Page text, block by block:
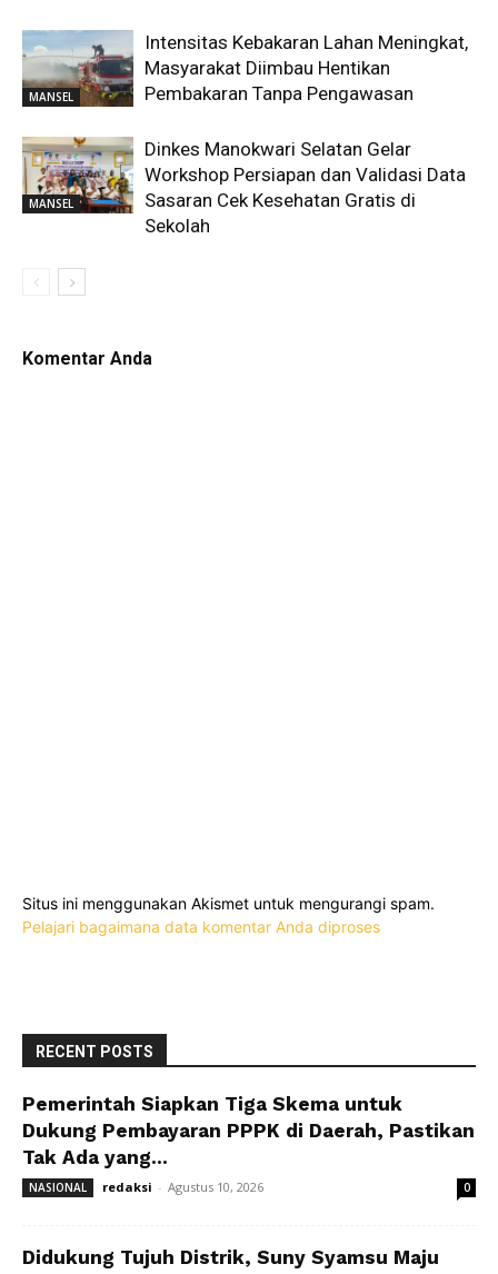
MANSEL
Intensitas Kebakaran Lahan Meningkat,
Masyarakat Diimbau Hentikan
Pembakaran Tanpa Pengawasan
MANSEL
Dinkes Manokwari Selatan Gelar
Workshop Persiapan dan Validasi Data
Sasaran Cek Kesehatan Gratis di
Sekolah
Komentar Anda
Situs ini menggunakan Akismet untuk mengurangi spam.
Pelajari bagaimana data komentar Anda diproses
RECENT POSTS
Pemerintah Siapkan Tiga Skema untuk
Dukung Pembayaran PPPK di Daerah, Pastikan
Tak Ada yang...
NASIONAL redaksi - Agustus 10, 2026 0
Didukung Tujuh Distrik, Suny Syamsu Maju